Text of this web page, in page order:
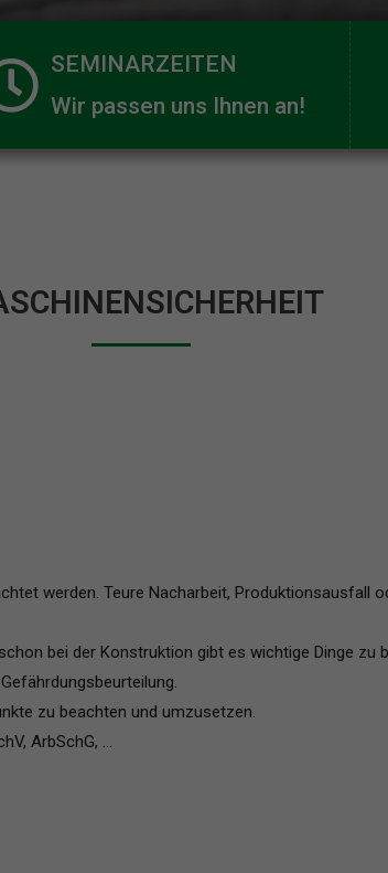
SEMINARZEITEN
Wir passen uns Ihnen an!
werden. Teure Nacharbeit, Produktionsausfall
bei der Konstruktion gibt es wichtige Dinge zu
zu beachten und umzusetzen.
ArbSchG, …